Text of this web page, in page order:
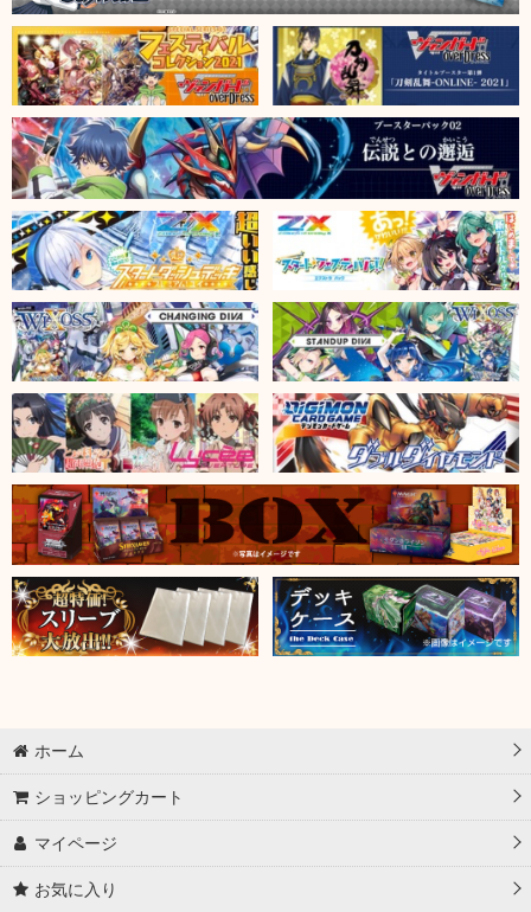
ホーム
ショッピングカート
マイページ
お気に入り